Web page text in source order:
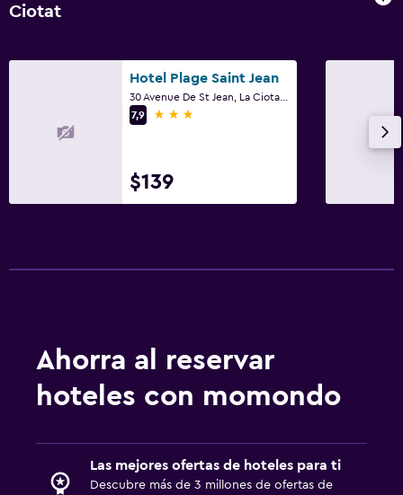
Ciotat
Hotel Plage Saint Jean
7,9
3 estrellas
$139
Ahorra al reservar
hoteles con momondo
Las mejores ofertas de hoteles para ti
Descubre más de 3 millones de ofertas de